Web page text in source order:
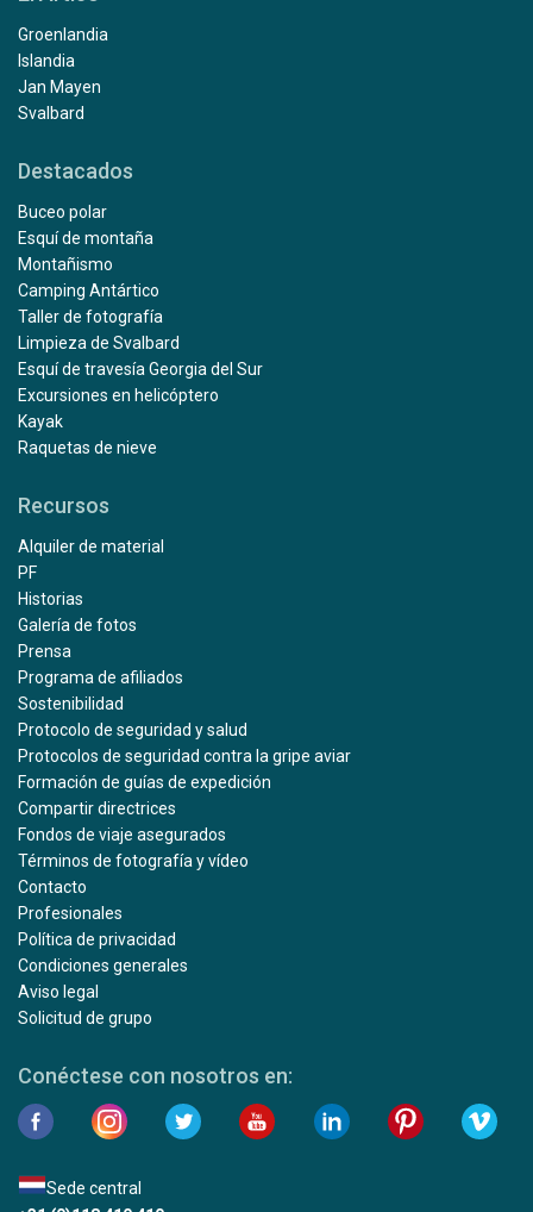
Groenlandia
Islandia
Jan Mayen
Svalbard
Destacados
Buceo polar
Esquí de montaña
Montañismo
Camping Antártico
Taller de fotografía
Limpieza de Svalbard
Esquí de travesía Georgia del Sur
Excursiones en helicóptero
Kayak
Raquetas de nieve
Recursos
Alquiler de material
PF
Historias
Galería de fotos
Prensa
Programa de afiliados
Sostenibilidad
Protocolo de seguridad y salud
Protocolos de seguridad contra la gripe aviar
Formación de guías de expedición
Compartir directrices
Fondos de viaje asegurados
Términos de fotografía y vídeo
Contacto
Profesionales
Política de privacidad
Condiciones generales
Aviso legal
Solicitud de grupo
Conéctese con nosotros en:
Sede central